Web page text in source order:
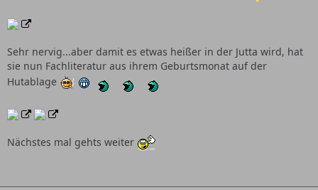
Sehr nervig...aber damit es etwas heißer in der Jutta wird, hat
sie nun Fachliteratur aus ihrem Geburtsmonat auf der
Hutablage
Nächstes mal gehts weiter